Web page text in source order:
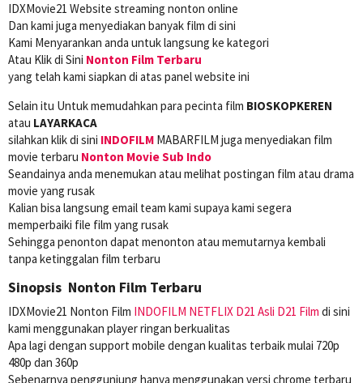
IDXMovie21 Website streaming nonton online
Dan kami juga menyediakan banyak film di sini
Kami Menyarankan anda untuk langsung ke kategori
Atau Klik di Sini Nonton Film Terbaru
yang telah kami siapkan di atas panel website ini
Selain itu Untuk memudahkan para pecinta film BIOSKOPKEREN
atau LAYARKACA
silahkan klik di sini INDOFILM MABARFILM juga menyediakan film
movie terbaru Nonton Movie Sub Indo
Seandainya anda menemukan atau melihat postingan film atau drama
movie yang rusak
Kalian bisa langsung email team kami supaya kami segera
memperbaiki file film yang rusak
Sehingga penonton dapat menonton atau memutarnya kembali
tanpa ketinggalan film terbaru
Sinopsis Nonton Film Terbaru
IDXMovie21 Nonton Film INDOFILM NETFLIX D21 Asli D21 Film di sini
kami menggunakan player ringan berkualitas
Apa lagi dengan support mobile dengan kualitas terbaik mulai 720p
480p dan 360p
Sebenarnya penggunjung hanya menggunakan versi chrome terbaru